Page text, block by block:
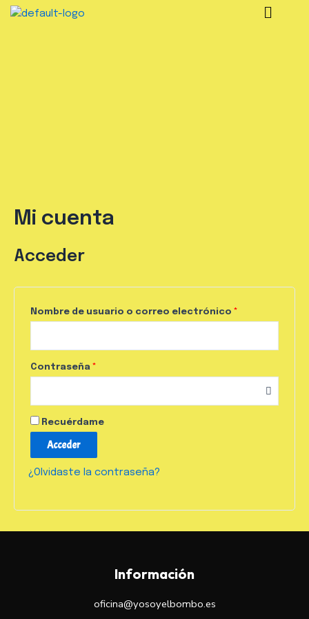
Mi cuenta
Acceder
Nombre de usuario o correo electrónico *
Contraseña *
Recuérdame
Acceder
¿Olvidaste la contraseña?
Información
oficina@yosoyelbombo.es